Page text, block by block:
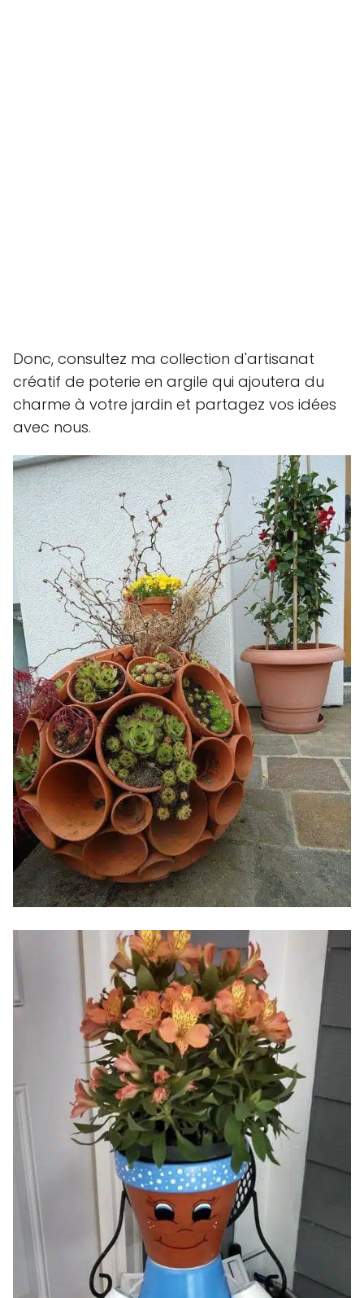
Donc, consultez ma collection d'artisanat
créatif de poterie en argile qui ajoutera du
charme à votre jardin et partagez vos idées
avec nous.